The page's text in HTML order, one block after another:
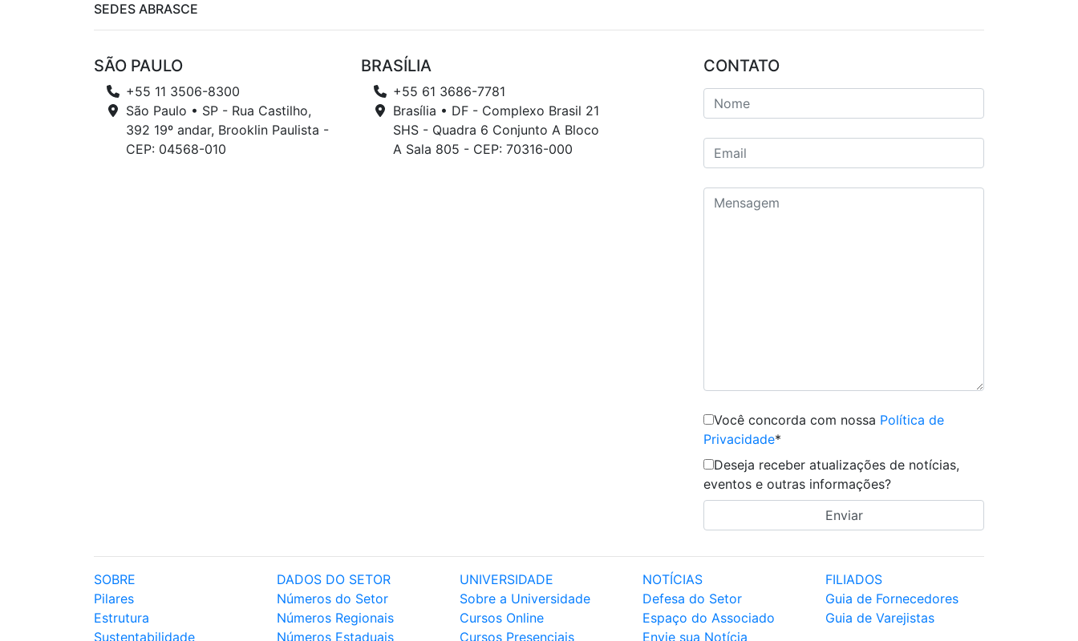
SEDES ABRASCE
SÃO PAULO
+55 11 3506-8300
São Paulo • SP - Rua Castilho,
392 19º andar, Brooklin Paulista -
CEP: 04568-010
BRASÍLIA
+55 61 3686-7781
Brasília • DF - Complexo Brasil 21
SHS - Quadra 6 Conjunto A Bloco
A Sala 805 - CEP: 70316-000
CONTATO
Você concorda com nossa Política de
Privacidade*
Deseja receber atualizações de notícias,
eventos e outras informações?
SOBRE
Pilares
Estrutura
Sustentabilidade
DADOS DO SETOR
Números do Setor
Números Regionais
Números Estaduais
UNIVERSIDADE
Sobre a Universidade
Cursos Online
Cursos Presenciais
NOTÍCIAS
Defesa do Setor
Espaço do Associado
Envie sua Notícia
FILIADOS
Guia de Fornecedores
Guia de Varejistas